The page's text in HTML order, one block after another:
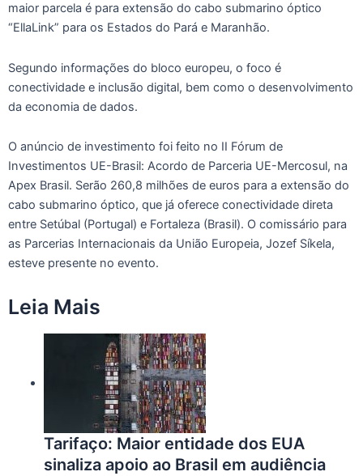
maior parcela é para extensão do cabo submarino óptico
“EllaLink” para os Estados do Pará e Maranhão.
Segundo informações do bloco europeu, o foco é
conectividade e inclusão digital, bem como o desenvolvimento
da economia de dados.
O anúncio de investimento foi feito no II Fórum de
Investimentos UE-Brasil: Acordo de Parceria UE-Mercosul, na
Apex Brasil. Serão 260,8 milhões de euros para a extensão do
cabo submarino óptico, que já oferece conectividade direta
entre Setúbal (Portugal) e Fortaleza (Brasil). O comissário para
as Parcerias Internacionais da União Europeia, Jozef Síkela,
esteve presente no evento.
Leia Mais
Tarifaço: Maior entidade dos EUA
sinaliza apoio ao Brasil em audiência